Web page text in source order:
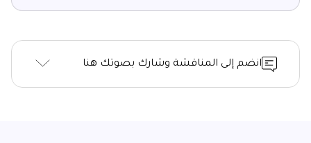
انضم إلى المناقشة وشارك بصوتك هنا